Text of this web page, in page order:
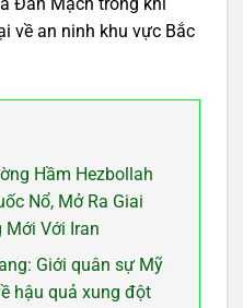
Đan Mạch trong khi
về an ninh khu vực Bắc
Hầm Hezbollah
Nổ, Mở Ra Giai
Mới Với Iran
Giới quân sự Mỹ
hậu quả xung đột